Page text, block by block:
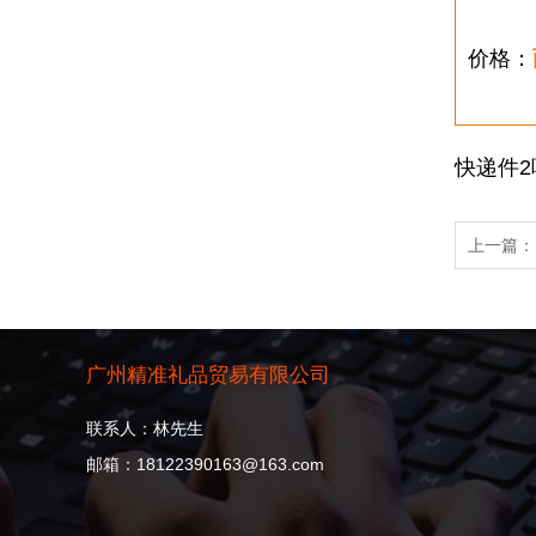
价格：
快递件2
上一篇：
广州精准礼品贸易有限公司
联系人：林先生
邮箱：18122390163@163.com